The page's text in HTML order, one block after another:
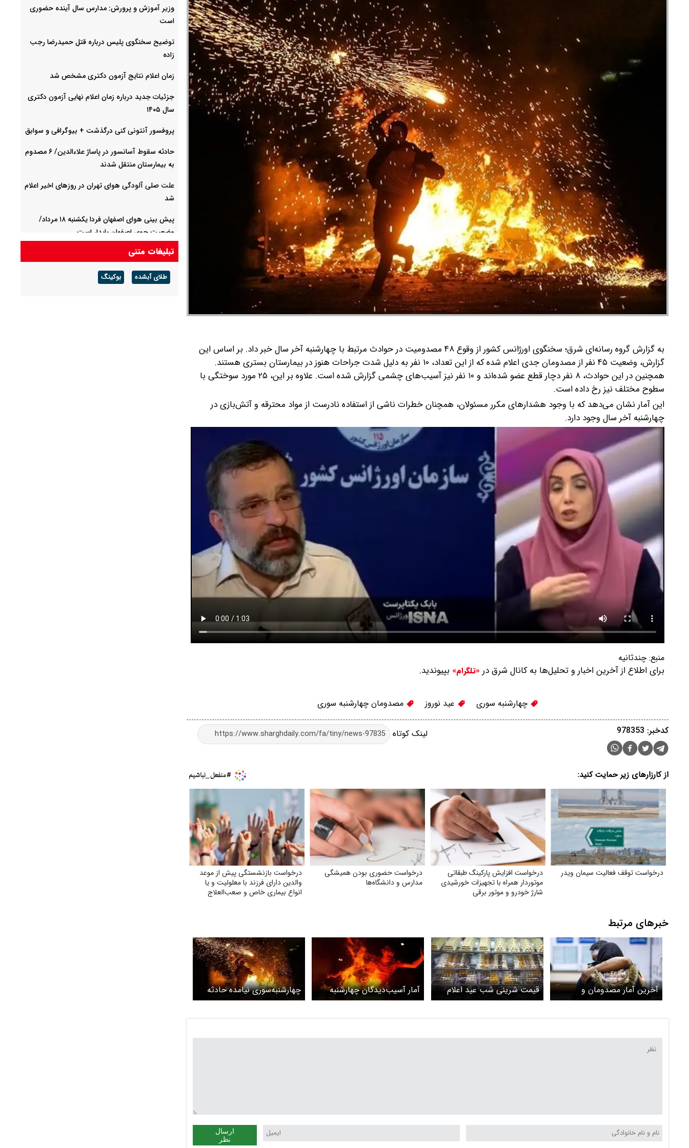
به گزارش گروه رسانه‌ای شرق؛ سخنگوی اورژانس کشور از وقوع ۴۸ مصدومیت در حوادث مرتبط با چهارشنبه آخر سال خبر داد. بر اساس این
گزارش، وضعیت ۴۵ نفر از مصدومان جدی اعلام شده که از این تعداد، ۱۰ نفر به دلیل شدت جراحات هنوز در بیمارستان بستری هستند.
همچنین در این حوادث، ۸ نفر دچار قطع عضو شده‌اند و ۱۰ نفر نیز آسیب‌های چشمی گزارش شده است. علاوه بر این، ۲۵ مورد سوختگی با
سطوح مختلف نیز رخ داده است.
این آمار نشان می‌دهد که با وجود هشدارهای مکرر مسئولان، همچنان خطرات ناشی از استفاده نادرست از مواد محترقه و آتش‌بازی در
چهارشنبه آخر سال وجود دارد.
منبع: چندثانیه
برای اطلاع از آخرین اخبار و تحلیل‌ها به کانال شرق در «تلگرام» بپیوندید.
چهارشنبه سوری عید نوروز مصدومان چهارشنبه سوری
لینک کوتاه کدخبر: 978353
از کارزارهای زیر حمایت کنید:
درخواست توقف فعالیت سیمان ویدر
درخواست افزایش پارکینگ طبقاتی
موتوردار همراه با تجهیزات خورشیدی
شارژ خودرو و موتور برقی
درخواست حضوری بودن همیشگی
مدارس و دانشگاه‌ها
درخواست بازنشستگی پیش از موعد
والدین دارای فرزند با معلولیت و یا
انواع بیماری خاص و صعب‌العلاج
خبرهای مرتبط
آخرین آمار مصدومان و
کشته‌شدگان حوادث
قیمت شرینی شب عید اعلام
شد
آمار آسیب‌دیدگان چهارشنبه
سوری در سال جاری
چهارشنبه‌سوری نیامده حادثه
آفرید
ارسال
نظر
وزیر آموزش و پرورش: مدارس سال آینده حضوری
است
توضیح سخنگوی پلیس درباره قتل حمیدرضا رجب
زاده
زمان اعلام نتایج آزمون دکتری مشخص شد
جزئیات جدید درباره زمان اعلام نهایی آزمون دکتری
سال ۱۴۰۵
پروفسور آنتونی کنی درگذشت + بیوگرافی و سوابق
حادثه سقوط آسانسور در پاساژ علاءالدین/ ۶ مصدوم
به بیمارستان منتقل شدند
علت صلی آلودگی هوای تهران در روزهای اخیر اعلام
شد
پیش بینی هوای اصفهان فردا یکشنبه ۱۸ مرداد/
وضعیت جوی اصفهان پایدار است
دستگیری ۲ موبایل قاپ و گردنبندقاپ در تهران
تبلیغات متنی
طلای آبشده بوکینگ